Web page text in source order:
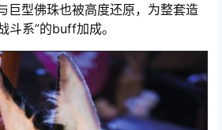
巨型佛珠也被高度还原，为整套造
斗系”的buff加成。